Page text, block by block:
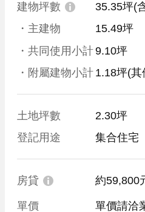
建物坪數 35.35坪(
・主建物
15.49坪
・共同使用小計9.10坪
・附屬建物小計 1.18坪(其
土地坪數
2.30坪
登記用途
集合住宅
房貸 約59,800
單價 單價請洽